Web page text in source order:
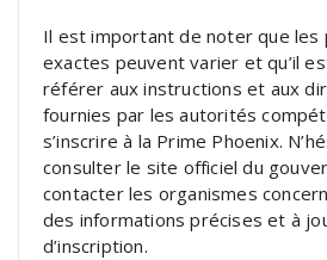
Il est important de noter que les
exactes peuvent varier et qu’il
référer aux instructions et aux
fournies par les autorités
s’inscrire à la Prime Phoenix.
consulter le site officiel du
contacter les organismes
des informations précises et à
d’inscription.